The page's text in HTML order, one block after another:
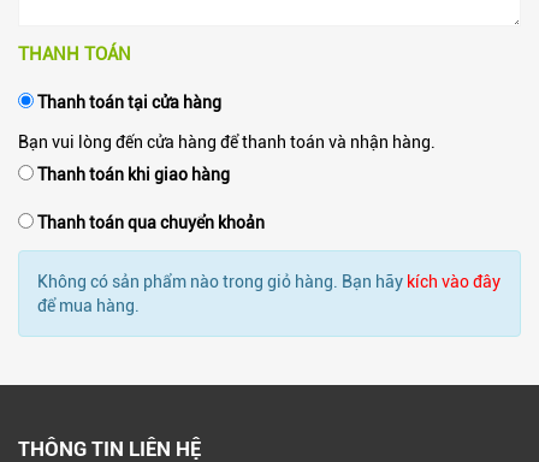
THANH TOÁN
Thanh toán tại cửa hàng
Bạn vui lòng đến cửa hàng để thanh toán và nhận hàng.
Thanh toán khi giao hàng
Thanh toán qua chuyển khoản
Không có sản phẩm nào trong giỏ hàng. Bạn hãy kích vào đây
để mua hàng.
THÔNG TIN LIÊN HỆ